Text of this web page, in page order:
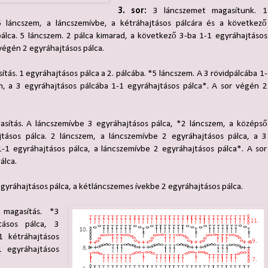
3. sor: 3 láncszemet magasítunk. 1
láncszem, a láncszemívbe, a kétráhajtásos pálcára és a következő
5 láncszem. 2 pálca kimarad, a következő 3-ba 1-1 egyráhajtásos
2 egyráhajtásos pálca.
1 egyráhajtásos pálca a 2. pálcába. *5 láncszem. A 3 rövidpálcába 1-
a 3 egyráhajtásos pálcába 1-1 egyráhajtásos pálca*. A sor végén 2
A láncszemívbe 3 egyráhajtásos pálca, *2 láncszem, a középső
pálca. 2 láncszem, a láncszemívbe 2 egyráhajtásos pálca, a 3
1 egyráhajtásos pálca, a láncszemívbe 2 egyráhajtásos pálca*. A sor
pálca, a kétláncszemes ívekbe 2 egyráhajtásos pálca.
*3
pálca, 3
kétráhajtásos